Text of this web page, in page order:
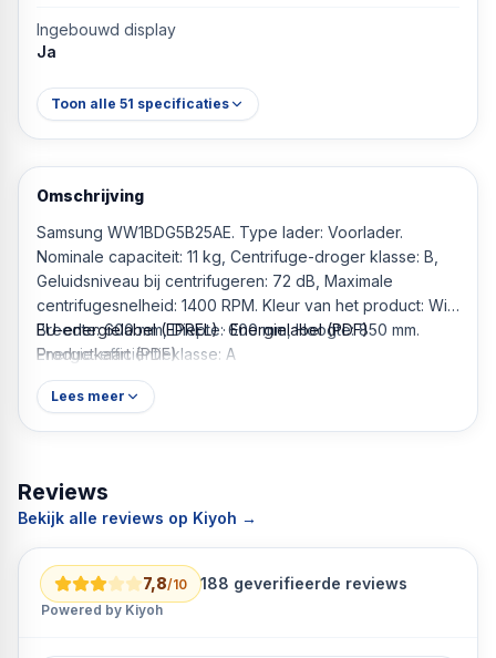
Ingebouwd display
Ja
Toon alle 51 specificaties
Omschrijving
Samsung WW1BDG5B25AE. Type lader: Voorlader.
Nominale capaciteit: 11 kg, Centrifuge-droger klasse: B,
Geluidsniveau bij centrifugeren: 72 dB, Maximale
centrifugesnelheid: 1400 RPM. Kleur van het product: Wit.
Breedte: 600 mm, Diepte: 600 mm, Hoogte: 850 mm.
Energie-efficiëntieklasse: A
EU-energielabel (EPREL)·Energielabel (PDF)·
Productkaart (PDF)
Lees meer
Reviews
Bekijk alle reviews op Kiyoh →
7,8/10 188 geverifieerde reviews
Powered by Kiyoh